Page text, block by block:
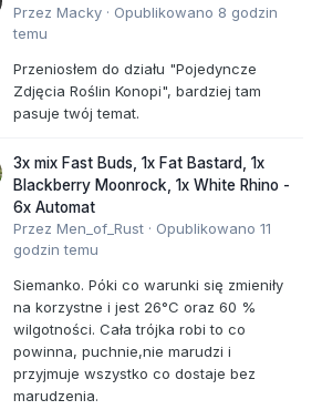
Przez Macky · Opublikowano 8 godzin
temu
Przeniosłem do działu "Pojedyncze
Zdjęcia Roślin Konopi", bardziej tam
pasuje twój temat.
3x mix Fast Buds, 1x Fat Bastard, 1x
Blackberry Moonrock, 1x White Rhino -
6x Automat
Przez Men_of_Rust · Opublikowano 11
godzin temu
Siemanko. Póki co warunki się zmieniły
na korzystne i jest 26°C oraz 60 %
wilgotności. Cała trójka robi to co
powinna, puchnie,nie marudzi i
przyjmuje wszystko co dostaje bez
marudzenia.